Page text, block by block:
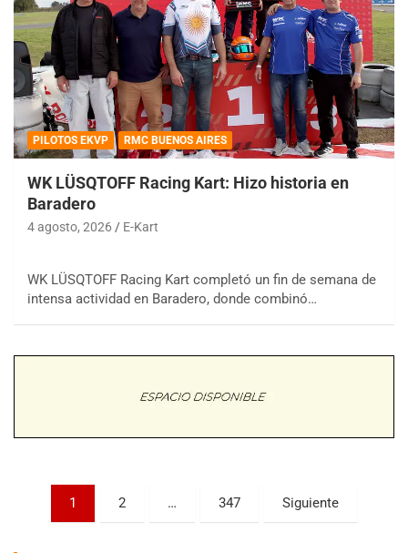
PILOTOS EKVP RMC BUENOS AIRES
WK LÜSQTOFF Racing Kart: Hizo historia en
Baradero
4 agosto, 2026 E-Kart
WK LÜSQTOFF Racing Kart completó un fin de semana de
intensa actividad en Baradero, donde combinó…
Paginación
1 2 … 347 Siguiente
COBERTURA ESPECIAL DE E-KART.COM.AR
08/09-AGO
IAME SERIES ARGENTINA 6
Parque de la Velocidad (Asfalto)
Villaguay (Entre Ríos)